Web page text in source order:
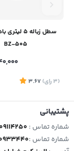
سطل زباله 5
BZ-505
(3 رای)
3.67
پشتیبانی
شماره تماس :
شماره تماس :